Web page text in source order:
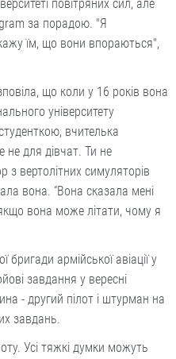
повітряних сил, але
за порадою. "Я
їм, що вони впораються",
що коли у 16 ​​років вона
університету
вчителька
не для дівчат. Ти не
з вертолітних симуляторів
вона. “Вона сказала мені
вона може літати, чому я
армійської авіації у
завдання у вересні
- другий пілот і штурман на
завдань.
Усі тяжкі думки можуть